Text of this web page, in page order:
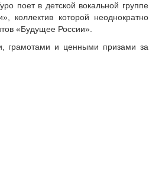
поет в детской вокальной группе
коллектив которой неоднократно
«Будущее России».
грамотами и ценными призами за